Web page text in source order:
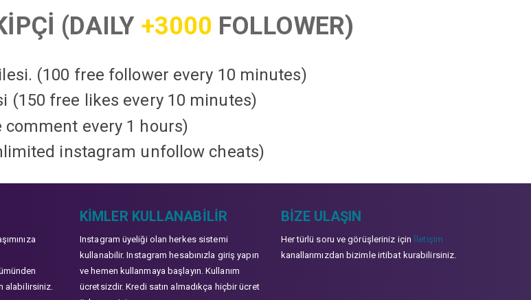
(DAILY +3000 FOLLOWER)
(100 free follower every 10 minutes)
(150 free likes every 10 minutes)
comment every 1 hours)
instagram unfollow cheats)
alabilirsiniz.
KIMLER KULLANABILIR
Instagram üyeliği olan herkes sistemi
kullanabilir. Instagram hesabınızla giriş yapın
ve hemen kullanmaya başlayın. Kullanım
ücretsizdir. Kredi satın almadıkça hiçbir ücret
BIZE ULAŞIN
Her türlü soru ve görüşleriniz için İletişim
kanallarımızdan bizimle irtibat kurabilirsiniz.